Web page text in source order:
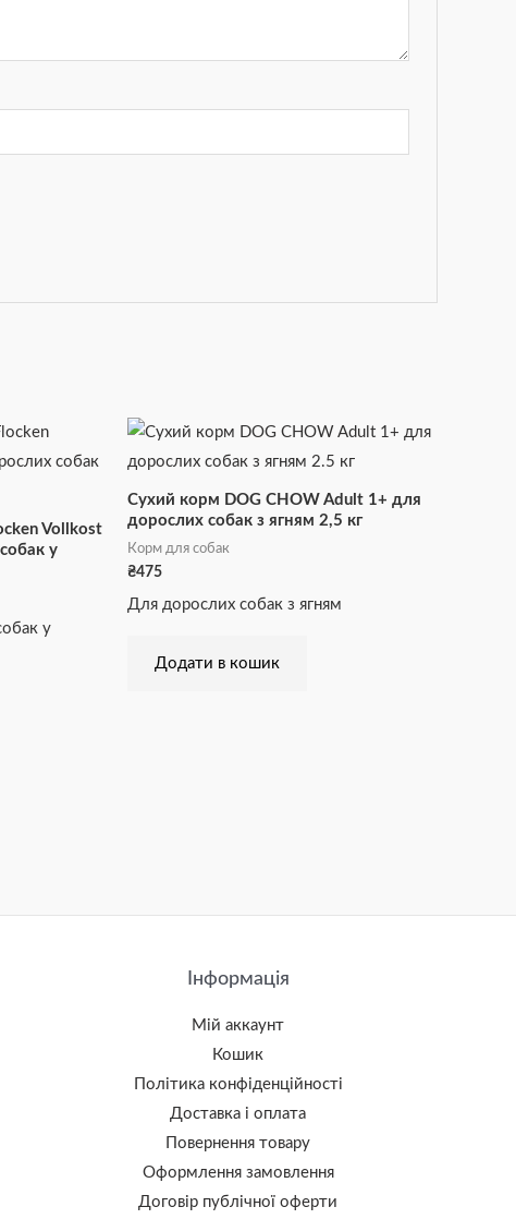
Vollkost
у
у
Сухий корм DOG CHOW Adult 1+ для
дорослих собак з ягням 2,5 кг
Корм для собак
₴475
Для дорослих собак з ягням
Додати в кошик
Інформація
Мій аккаунт
Кошик
Політика конфіденційності
Доставка і оплата
Повернення товару
Оформлення замовлення
Договір публічної оферти